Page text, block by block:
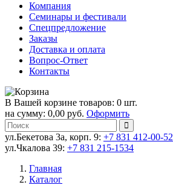
Компания
Семинары и фестивали
Спецпредложение
Заказы
Доставка и оплата
Вопрос-Ответ
Контакты
В Вашей корзине товаров: 0 шт.
на сумму: 0,00 руб. Оформить
ул.Бекетова 3а, корп. 9: +7 831 412-00-52
ул.Чкалова 39: +7 831 215-1534
Главная
Каталог